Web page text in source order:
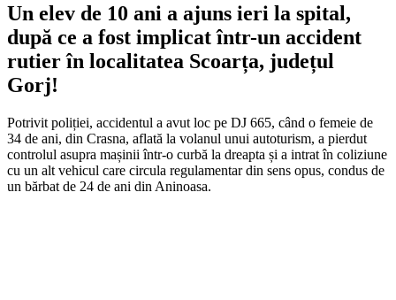
Un elev de 10 ani a ajuns ieri la spital,
după ce a fost implicat într-un accident
rutier în localitatea Scoarța, județul
Gorj!
Potrivit poliției, accidentul a avut loc pe DJ 665, când o femeie de
34 de ani, din Crasna, aflată la volanul unui autoturism, a pierdut
controlul asupra mașinii într-o curbă la dreapta și a intrat în coliziune
cu un alt vehicul care circula regulamentar din sens opus, condus de
un bărbat de 24 de ani din Aninoasa.